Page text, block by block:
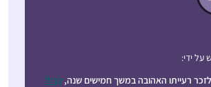
על ידי:
רעייתו האהובה במשך חמישים שנה, קרול